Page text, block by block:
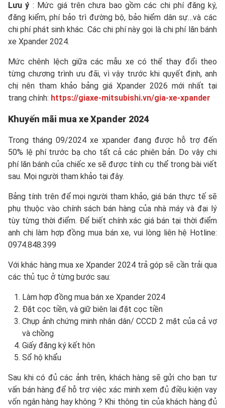
Lưu ý : Mức giá trên chưa bao gồm các chi phí đăng ký,
đăng kiểm, phí bảo trì đường bộ, bảo hiểm dân sự…và các
chi phí phát sinh khác. Các chi phí này gọi là chi phí lăn bánh
xe Xpander 2024.
Mức chênh lệch giữa các mẫu xe có thể thay đổi theo
từng chương trình ưu đãi, vì vậy trước khi quyết định, anh
chị nên tham khảo bảng giá Xpander 2026 mới nhất tại
trang chính: https://giaxe-mitsubishi.vn/gia-xe-xpander
Khuyến mãi mua xe Xpander 2024
Trong tháng 09/2024 xe xpander đang được hỗ trợ đến
50% lệ phí trước bạ cho tất cả các phiên bản. Do vậy chi
phí lăn bánh của chiếc xe sẽ được tính cụ thể trong bài viết
sau. Mọi người tham khảo tại đây.
Bảng tính trên để mọi người tham khảo, giá bán thực tế sẽ
phụ thuộc vào chính sách bán hàng của nhà máy và đại lý
tùy từng thời điểm. Để biết chính xác giá bán tại thời điểm
anh chị làm hợp đồng mua bán xe, vui lòng liên hệ Hotline:
0974.848.399
Với khác hàng mua xe Xpander 2024 trả góp sẽ cần trải qua
các thủ tục ở từng bước sau:
Làm hợp đồng mua bán xe Xpander 2024
Đặt cọc tiền, và giữ biên lai đặt cọc tiền
Chụp ảnh chứng minh nhân dân/ CCCD 2 mặt của cả vợ
và chồng
Giấy đăng ký kết hôn
Sổ hộ khẩu
Sau khi có đủ các ảnh trên, khách hàng sẽ gửi cho bạn tư
vấn bán hàng để hỗ trợ việc xác minh xem đủ điều kiện vay
vốn ngân hàng hay không ? Khi thông tin của khách hàng đủ